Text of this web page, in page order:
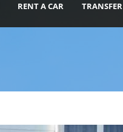
RENT A CAR TRANSFER